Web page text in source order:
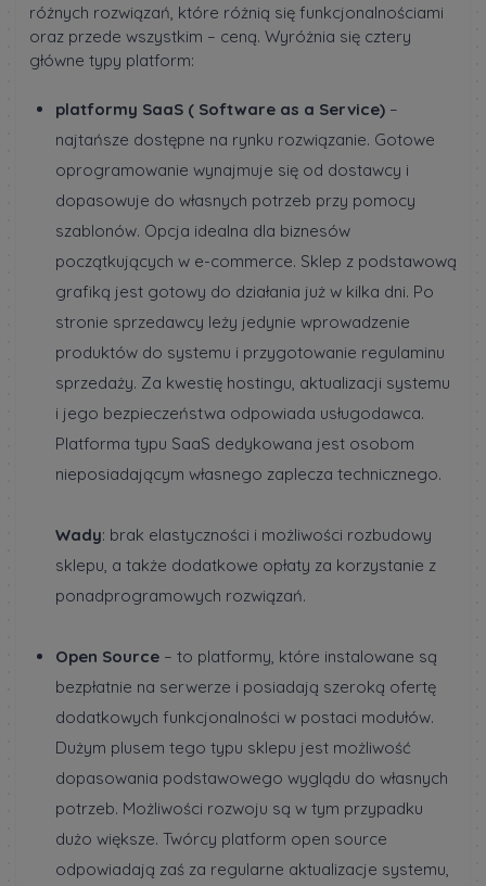
różnych rozwiązań, które różnią się funkcjonalnościami
oraz przede wszystkim – ceną. Wyróżnia się cztery
główne typy platform:
platformy SaaS ( Software as a Service) –
najtańsze dostępne na rynku rozwiązanie. Gotowe
oprogramowanie wynajmuje się od dostawcy i
dopasowuje do własnych potrzeb przy pomocy
szablonów. Opcja idealna dla biznesów
początkujących w e-commerce. Sklep z podstawową
grafiką jest gotowy do działania już w kilka dni. Po
stronie sprzedawcy leży jedynie wprowadzenie
produktów do systemu i przygotowanie regulaminu
sprzedaży. Za kwestię hostingu, aktualizacji systemu
i jego bezpieczeństwa odpowiada usługodawca.
Platforma typu SaaS dedykowana jest osobom
nieposiadającym własnego zaplecza technicznego.
Wady: brak elastyczności i możliwości rozbudowy
sklepu, a także dodatkowe opłaty za korzystanie z
ponadprogramowych rozwiązań.
Open Source – to platformy, które instalowane są
bezpłatnie na serwerze i posiadają szeroką ofertę
dodatkowych funkcjonalności w postaci modułów.
Dużym plusem tego typu sklepu jest możliwość
dopasowania podstawowego wyglądu do własnych
potrzeb. Możliwości rozwoju są w tym przypadku
dużo większe. Twórcy platform open source
odpowiadają zaś za regularne aktualizacje systemu,